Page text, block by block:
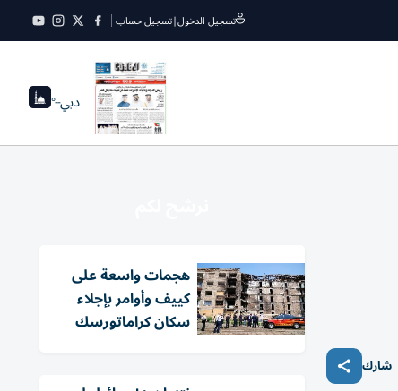
تسجيل الدخول|تسجيل حساب
دبي--°
شارك
هجمات واسعة على
كييف وأوامر بإجلاء
سكان كراماتورسك